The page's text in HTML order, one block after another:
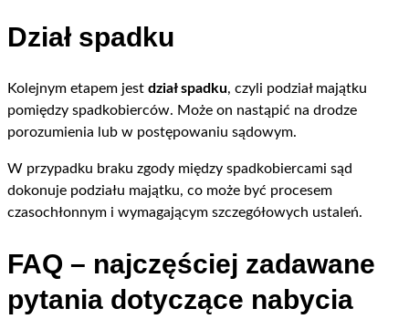
Dział spadku
Kolejnym etapem jest dział spadku, czyli podział majątku
pomiędzy spadkobierców. Może on nastąpić na drodze
porozumienia lub w postępowaniu sądowym.
W przypadku braku zgody między spadkobiercami sąd
dokonuje podziału majątku, co może być procesem
czasochłonnym i wymagającym szczegółowych ustaleń.
FAQ – najczęściej zadawane
pytania dotyczące nabycia